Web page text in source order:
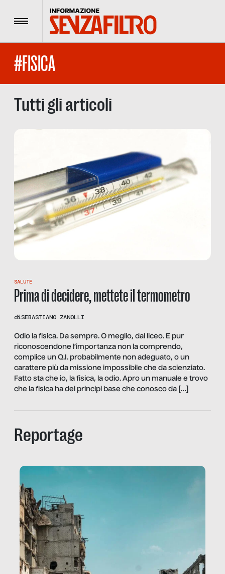
Menu
#FISICA
Tutti gli articoli
SALUTE
Prima di decidere, mettete il termometro
diSEBASTIANO ZANOLLI
Odio la fisica. Da sempre. O meglio, dal liceo. E pur
riconoscendone l’importanza non la comprendo,
complice un Q.I. probabilmente non adeguato, o un
carattere più da missione impossibile che da scienziato.
Fatto sta che io, la fisica, la odio. Apro un manuale e trovo
che la fisica ha dei principi base che conosco da […]
Reportage